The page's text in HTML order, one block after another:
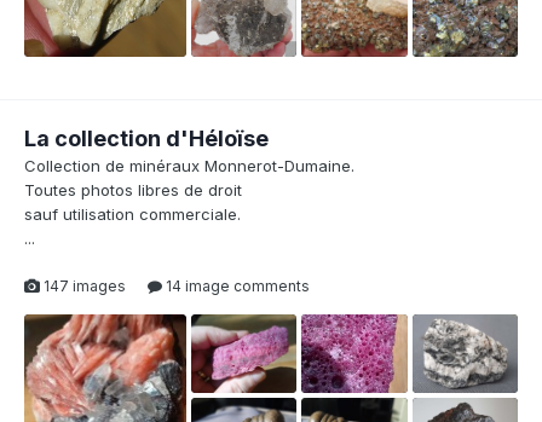
La collection d'Héloïse
Collection de minéraux Monnerot-Dumaine.
Toutes photos libres de droit
sauf utilisation commerciale.
...
147 images 14 image comments